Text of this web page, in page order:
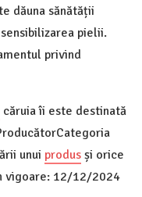
dăuna sănătății
pielii.
privind
căruia îi este destinată
unui produs și orice
vigoare: 12/12/2024